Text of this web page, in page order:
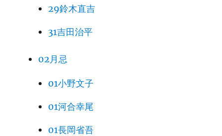
29鈴木直吉
31吉田治平
02月忌
01小野文子
01河合幸尾
01長岡省吾